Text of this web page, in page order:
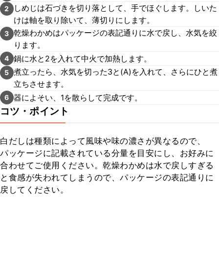
2
しめじは石づきを切り落として、手でほぐします。しいた
けは軸を取り除いて、薄切りにします。
3 乾燥わかめはパッケージの表記通りに水で戻し、水気を絞
ります。
4 鍋に水と2を入れて中火で加熱します。
5 煮立ったら、水気を切った3と(A)を入れて、さらにひと煮
立ちさせます。
6 器によそい、1を散らして完成です。
コツ・ポイント
白だしは種類によって風味や味の濃さが異なるので、
パッケージに記載されている分量を目安にし、お好みに
合わせてご使用ください。乾燥わかめは水で戻しすぎる
と食感が失われてしまうので、パッケージの表記通りに
戻してください。